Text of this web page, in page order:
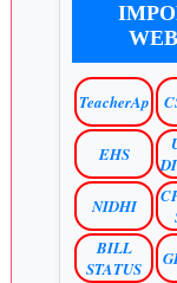
TeacherAp
EHS
NIDHI
BILL
STATUS